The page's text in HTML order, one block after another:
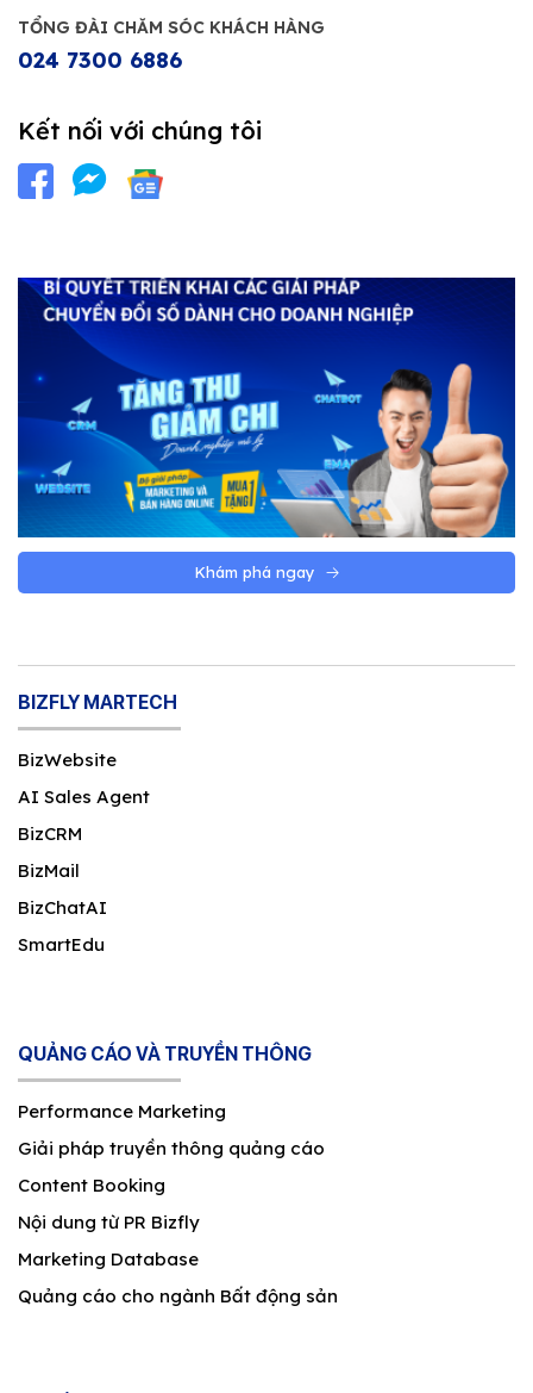
TỔNG ĐÀI CHĂM SÓC KHÁCH HÀNG
024 7300 6886
Kết nối với chúng tôi
Khám phá ngay
BIZFLY MARTECH
BizWebsite
AI Sales Agent
BizCRM
BizMail
BizChatAI
SmartEdu
QUẢNG CÁO VÀ TRUYỀN THÔNG
Performance Marketing
Giải pháp truyền thông quảng cáo
Content Booking
Nội dung từ PR Bizfly
Marketing Database
Quảng cáo cho ngành Bất động sản